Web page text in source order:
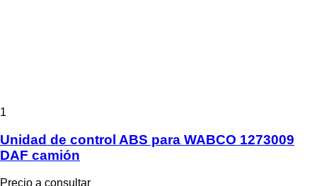
1
Unidad de control ABS para WABCO 1273009
DAF camión
Precio a consultar